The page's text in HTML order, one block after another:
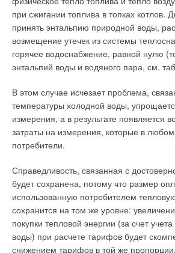
при сжигании топлива в топках котлов.
принять энтальпию природной воды,
возмещение утечек из системы
горячее водоснабжение, равной нулю
энтальпий воды и водяного пара, см.
В этом случае исчезает проблема,
температуры холодной воды,
измерения, а в результате появляется
затраты на измерения, которые в
потребители.
Справедливость, связанная с
будет сохранена, потому что размер
использованную потребителем
сохранится на том же уровне:
покупки тепловой энергии (за счет
воды) при расчете тарифов будет
снижением тарифов в той же